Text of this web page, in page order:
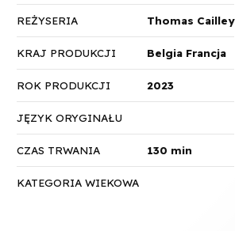
REŻYSERIA Thomas Cailley
KRAJ PRODUKCJI Belgia Francja
ROK PRODUKCJI 2023
JĘZYK ORYGINAŁU
CZAS TRWANIA 130 min
KATEGORIA WIEKOWA